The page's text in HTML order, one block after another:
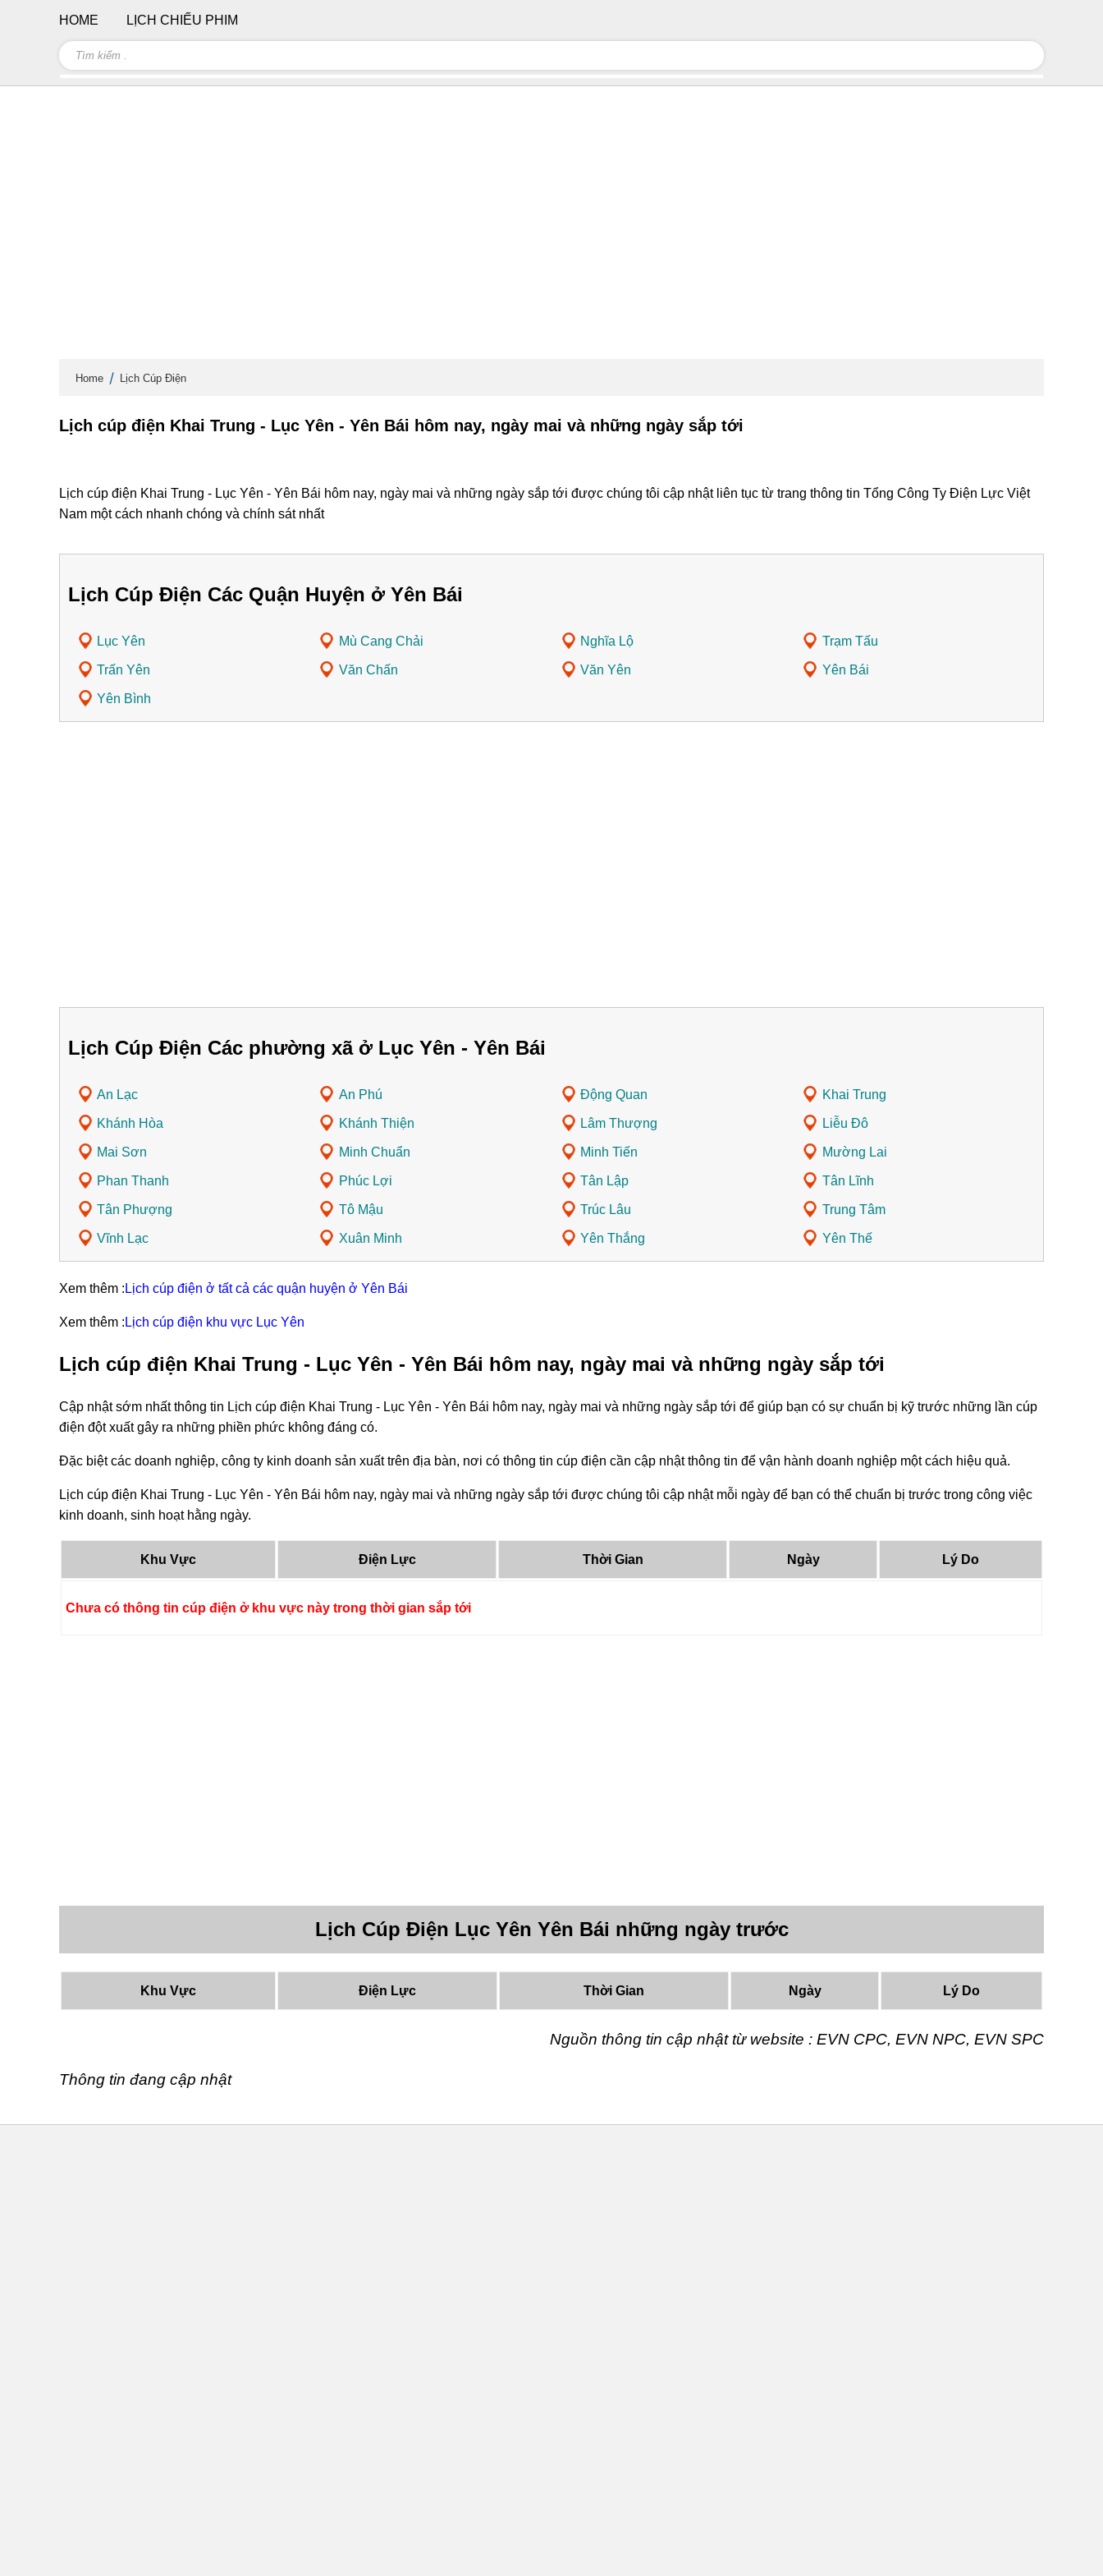
Home Lịch Cúp Điện
Lịch cúp điện Khai Trung - Lục Yên - Yên Bái hôm nay, ngày mai và những ngày sắp tới
Lịch cúp điện Khai Trung - Lục Yên - Yên Bái hôm nay, ngày mai và những ngày sắp tới được chúng tôi cập nhật liên tục từ trang thông tin Tổng Công Ty Điện Lực Việt
Nam một cách nhanh chóng và chính sát nhất
Lịch Cúp Điện Các Quận Huyện ở Yên Bái
Lục Yên Mù Cang Chải Nghĩa Lộ Trạm Tấu
Trấn Yên Văn Chấn Văn Yên Yên Bái
Yên Bình
Lịch Cúp Điện Các phường xã ở Lục Yên - Yên Bái
An Lạc An Phú Động Quan Khai Trung
Khánh Hòa Khánh Thiện Lâm Thượng Liễu Đô
Mai Sơn Minh Chuẩn Minh Tiến Mường Lai
Phan Thanh Phúc Lợi Tân Lập Tân Lĩnh
Tân Phượng Tô Mậu Trúc Lâu Trung Tâm
Vĩnh Lạc Xuân Minh Yên Thắng Yên Thế
Xem thêm : Lịch cúp điện ở tất cả các quận huyện ở Yên Bái
Xem thêm : Lịch cúp điện khu vực Lục Yên
Lịch cúp điện Khai Trung - Lục Yên - Yên Bái hôm nay, ngày mai và những ngày sắp tới
Cập nhật sớm nhất thông tin Lịch cúp điện Khai Trung - Lục Yên - Yên Bái hôm nay, ngày mai và những ngày sắp tới để giúp bạn có sự chuẩn bị kỹ trước những lần cúp
điện đột xuất gây ra những phiền phức không đáng có.
Đặc biệt các doanh nghiệp, công ty kinh doanh sản xuất trên địa bàn, nơi có thông tin cúp điện cần cập nhật thông tin để vận hành doanh nghiệp một cách hiệu quả.
Lịch cúp điện Khai Trung - Lục Yên - Yên Bái hôm nay, ngày mai và những ngày sắp tới được chúng tôi cập nhật mỗi ngày để bạn có thể chuẩn bị trước trong công việc
kinh doanh, sinh hoạt hằng ngày.
Khu Vực Điện Lực Thời Gian Ngày Lý Do
Chưa có thông tin cúp điện ở khu vực này trong thời gian sắp tới
Lịch Cúp Điện Lục Yên Yên Bái những ngày trước
Khu Vực Điện Lực Thời Gian Ngày Lý Do
Nguồn thông tin cập nhật từ website : EVN CPC, EVN NPC, EVN SPC
Thông tin đang cập nhật
HOME LỊCH CHIẾU PHIM